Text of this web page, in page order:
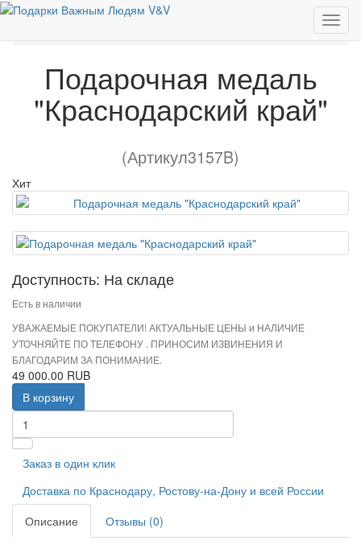
Изделия с Государственной символикой
Подарочная медаль
"Краснодарский край"
(Артикул3157B)
Хит
Доступность: На складе
Есть в наличии
УВАЖАЕМЫЕ ПОКУПАТЕЛИ! АКТУАЛЬНЫЕ ЦЕНЫ и НАЛИЧИЕ
УТОЧНЯЙТЕ ПО ТЕЛЕФОНУ . ПРИНОСИМ ИЗВИНЕНИЯ И
БЛАГОДАРИМ ЗА ПОНИМАНИЕ.
49 000.00 RUB
В корзину
Заказ в один клик
Доставка по Краснодару, Ростову-на-Дону и всей России
Описание
Отзывы (0)